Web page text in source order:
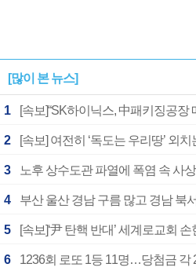
[많이 본 뉴스]
1 [속보]“SK하이닉스, 中패키징공
2
3 노후 상수도관 파열에 폭염 속 사
4
5 [속보]‘尹 탄핵 반대’ 세계로교회
6 1236회 로또 1등 11명…당첨금 각